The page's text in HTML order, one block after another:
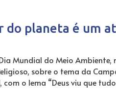
do planeta é um
Mundial do Meio Ambiente,
sobre o tema da
com o lema “Deus viu que